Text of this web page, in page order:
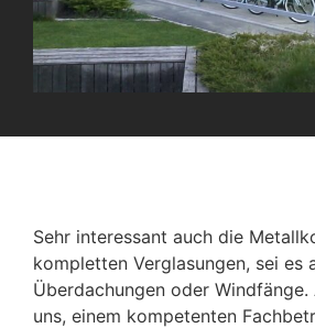
Sehr interessant auch die
kompletten Verglasungen, sei es
Überdachungen oder
uns, einem kompetenten